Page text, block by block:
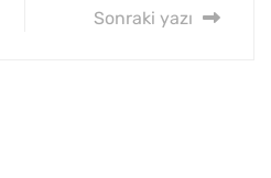
Sonraki yazı